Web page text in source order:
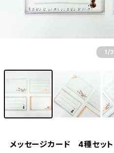
1 /3
メッセージカード 4種セット